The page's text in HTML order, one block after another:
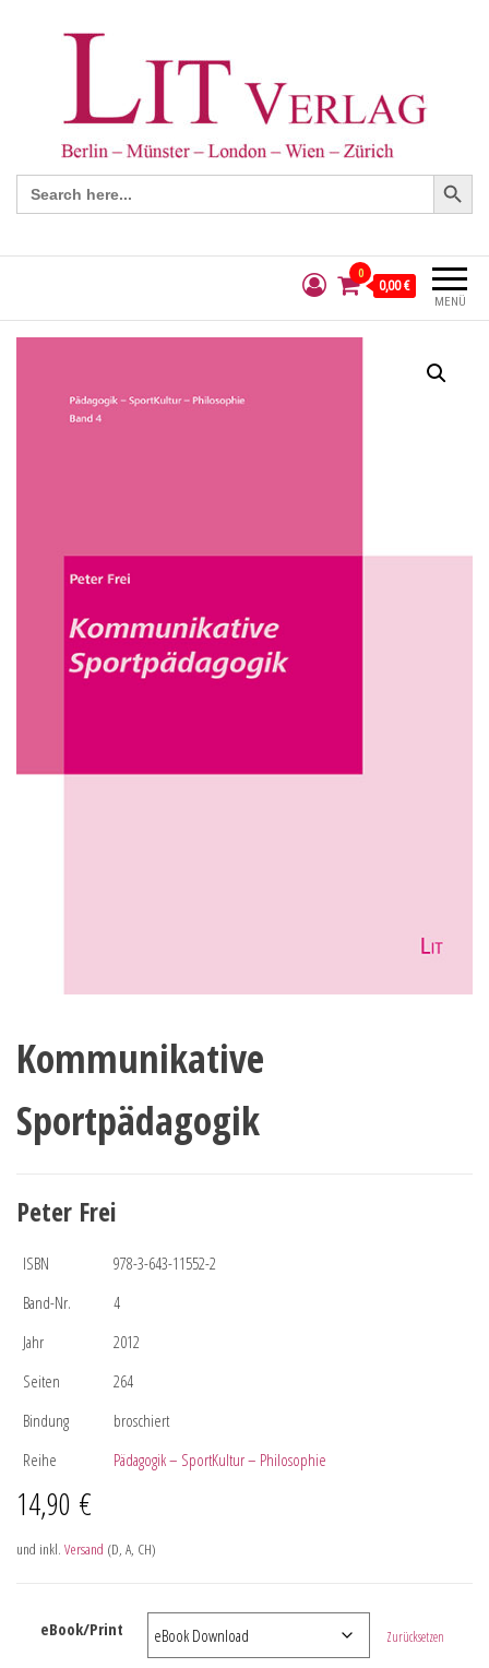
Search
for:
Search Button
MENÜ
0
0,00 €
Kommunikative
Sportpädagogik
Peter Frei
ISBN
978-3-643-11552-2
Band-Nr.
4
Jahr
2012
Seiten
264
Bindung
broschiert
Reihe
Pädagogik – SportKultur – Philosophie
14,90 €
und inkl. Versand (D, A, CH)
eBook/Print Zurücksetzen